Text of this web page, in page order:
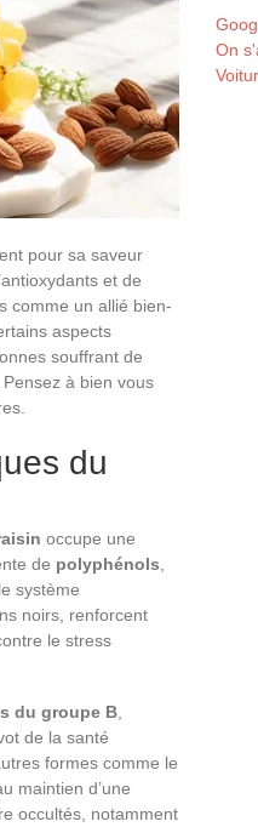
pour sa saveur
et de
comme un allié bien-
aspects
souffrant de
à bien vous
du
occupe une
de polyphénols
système
noirs, renforcent
le stress
du groupe B
de la santé
formes comme le
maintien d’une
occultés, notamment
On